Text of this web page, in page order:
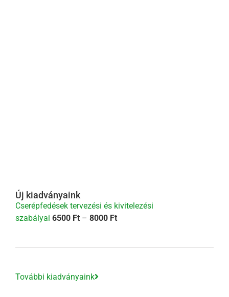
Új kiadványaink
Cserépfedések tervezési és kivitelezési
szabályai 6500 Ft – 8000 FtÁrtartomány:
További kiadványaink